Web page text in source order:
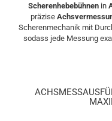
Scherenhebebühnen in
präzise
Scherenmechanik mit
sodass jede Messung